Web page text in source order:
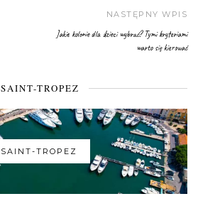
NASTĘPNY WPIS
Jakie kolonie dla dzieci wybrać? Tymi kryteriami
warto się kierować
SAINT-TROPEZ
SAINT-TROPEZ